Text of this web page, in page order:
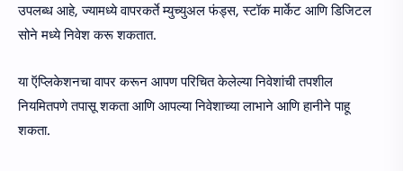
उपलब्ध आहे, ज्यामध्ये वापरकर्ते म्युच्युअल फंड्स, स्टॉक मार्केट आणि डिजिटल
सोने मध्ये निवेश करू शकतात.
या ऍप्लिकेशनचा वापर करून आपण परिचित केलेल्या निवेशांची तपशील
नियमितपणे तपासू शकता आणि आपल्या निवेशाच्या लाभाने आणि हानीने पाहू
शकता.